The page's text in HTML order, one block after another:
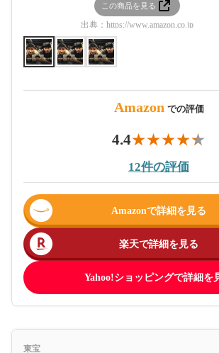
この商品を見る
出典： https://www.amazon.co.jp
Amazon での評価
4.4
12件の評価
Amazonで詳細を見る
楽天で詳細を見る
Yahoo!ショッピングで詳細を
東宝